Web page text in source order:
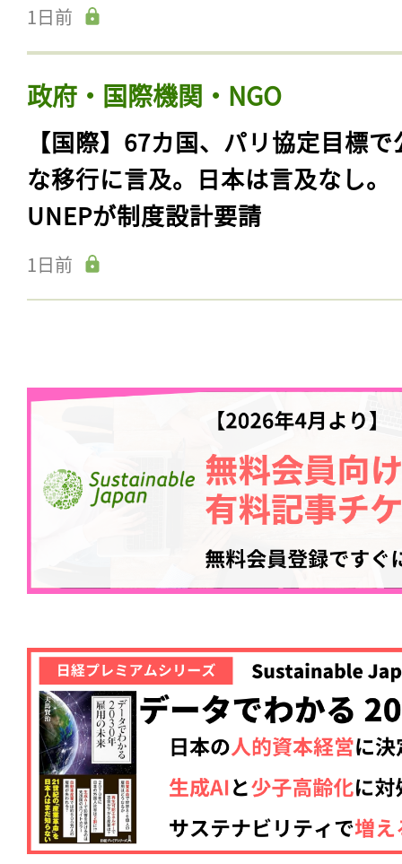
【国際】NVIDIA等、オープンセ
AIアライアンス発足。AIの安全性
キュリティ向上
1日前
政府・国際機関・NGO
【国際】67カ国、パリ協定目標で
な移行に言及。日本は言及なし。
1日前